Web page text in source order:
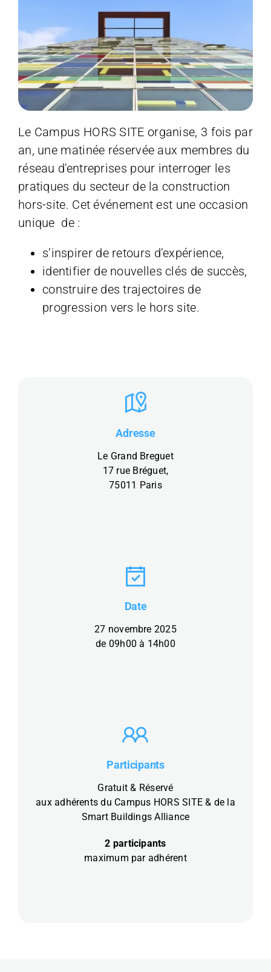
Le Campus HORS SITE organise, 3 fois par
an, une matinée réservée aux membres du
réseau d'entreprises pour interroger les
pratiques du secteur de la construction
hors-site. Cet événement est une occasion
unique de :
s’inspirer de retours d’expérience,
identifier de nouvelles clés de succès,
construire des trajectoires de
progression vers le hors site.
Adresse
Le Grand Breguet
17 rue Bréguet,
75011 Paris
Date
27 novembre 2025
de 09h00 à 14h00
Participants
Gratuit & Réservé
aux adhérents du Campus HORS SITE & de la
Smart Buildings Alliance
2 participants
maximum par adhérent